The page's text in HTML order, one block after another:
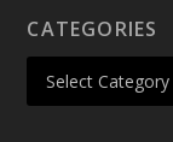
CATEGORIES